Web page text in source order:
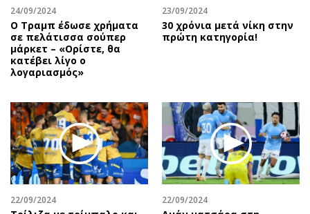
24/09/2024
Ο Τραμπ έδωσε χρήματα
σε πελάτισσα σούπερ
μάρκετ – «Ορίστε, θα
κατέβει λίγο ο
λογαριασμός»
23/09/2024
30 χρόνια μετά νίκη στην
πρώτη κατηγορία!
22/09/2024 22/09/2024